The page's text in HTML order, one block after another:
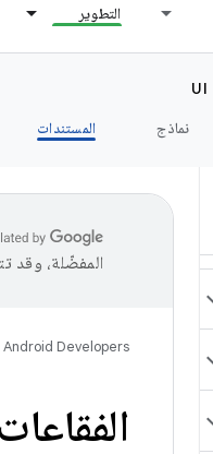
التطوير
UI
نماذج المستندات
المفضّلة، وقد
Android Developers